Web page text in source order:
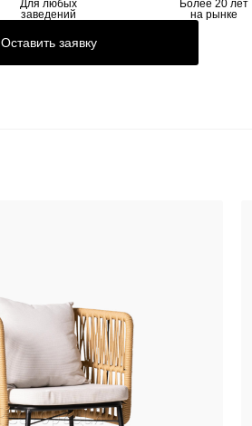
Для любых
заведений
Более 20 лет
на рынке
Оставить заявку